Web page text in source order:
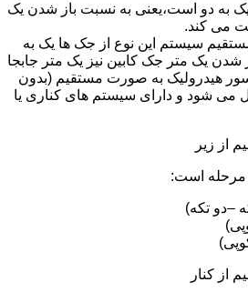
یک به دو است،یعنی به نسبت باز شدن یک
می کند.
سیستم این نوع از جک ها یک به
یک متر جک کابین نیز یک متر جابجا
هیدرولیک به صورت مستقیم (بدون
می شود و دارای سیستم های کناری یا
از زیر
مرحله است:
–دو تکه)
از کنار